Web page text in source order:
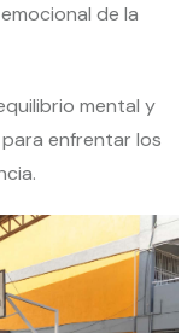
de la
mental y
enfrentar los